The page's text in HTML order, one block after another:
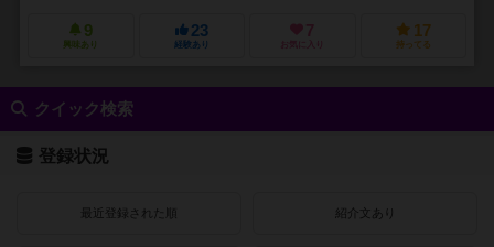
9
興味あり
23
経験あり
7
お気に入り
17
持ってる
クイック検索
登録状況
最近登録された順 紹介文あり